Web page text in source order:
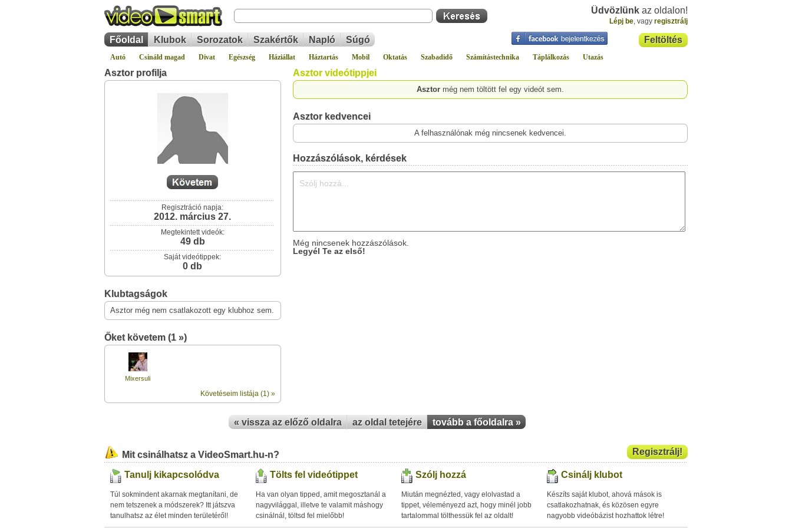
Üdvözlünk az oldalon!
Lépj be, vagy regisztrálj
Feltöltés
Főoldal Klubok Sorozatok Szakértők Napló Súgó
Autó Csináld magad Divat Egészség Háziállat Háztartás Mobil Oktatás Szabadidő Számítástechnika Táplálkozás Utazás
Asztor profilja
Regisztráció napja:
2012. március 27.
Megtekintett videók:
49 db
Saját videótippek:
0 db
Klubtagságok
Asztor még nem csatlakozott egy klubhoz sem.
Őket követem (1 »)
Mixersuli
Követéseim listája (1) »
Asztor videótippjei
Asztor még nem töltött fel egy videót sem.
Asztor kedvencei
A felhasználónak még nincsenek kedvencei.
Hozzászólások, kérdések
Még nincsenek hozzászólások.
Legyél Te az első!
« vissza az előző oldalra az oldal tetejére tovább a főoldalra »
Regisztrálj!
Mit csinálhatsz a VideoSmart.hu-n?
Tanulj kikapcsolódva
Túl sokmindent akarnak megtanítani, de
nem tetszenek a módszerek? Itt játszva
tanulhatsz az élet minden területéről!
Tölts fel videótippet
Ha van olyan tipped, amit megosztanál a
nagyvilággal, illetve te valamit máshogy
csinálnál, töltsd fel mielőbb!
Szólj hozzá
Miután megnézted, vagy elolvastad a
tippet, véleményezd azt, hogy minél jobb
tartalommal tölthessük fel az oldalt!
Csinálj klubot
Készíts saját klubot, ahová mások is
csatlakozhatnak, és közösen egyre
nagyobb videóbázist hozhattok létre!